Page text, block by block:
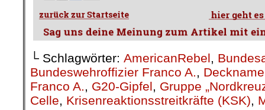
└ Schlagwörter: AmericanRebel,
Bundeswehroffizier Franco A.,
Franco A., G20-Gipfel, Gruppe
Celle, Krisenreaktionsstreitkräfte (KSK),